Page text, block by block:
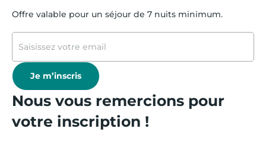
Offre valable pour un séjour de 7 nuits minimum.
Je m’inscris
Nous vous remercions pour
votre inscription !